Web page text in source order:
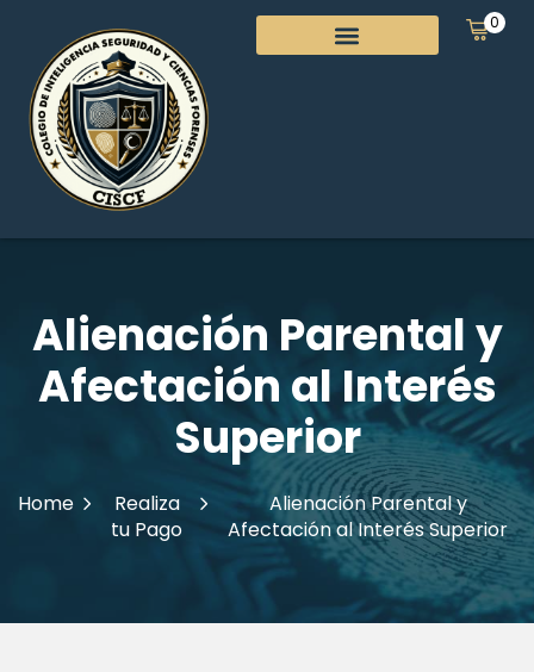
0
Alienación Parental y
Afectación al Interés
Superior
Home
Realiza
tu Pago
Alienación Parental y
Afectación al Interés Superior